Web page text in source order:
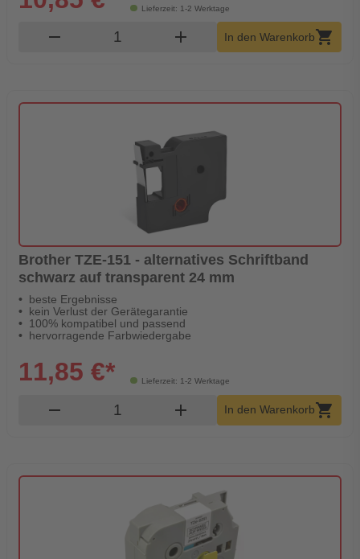
Lieferzeit: 1-2 Werktage
remove Produkt Warenkorb Menge
add In den Warenkorbshopping_cart
Brother TZE-151 - alternatives Schriftband
schwarz auf transparent 24 mm
beste Ergebnisse
kein Verlust der Gerätegarantie
100% kompatibel und passend
hervorragende Farbwiedergabe
Lieferzeit: 1-2 Werktage
11,85 €*
remove Produkt Warenkorb Menge
add In den Warenkorbshopping_cart